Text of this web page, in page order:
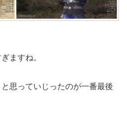
ますね。
思っていじったのが一番最後